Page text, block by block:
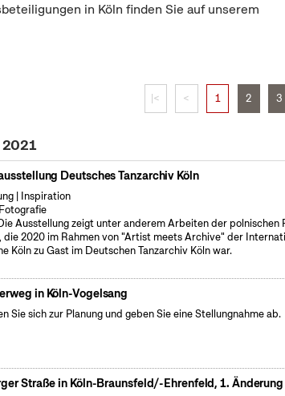
in Köln finden Sie auf unserem
|< < 1 2 3
Deutsches Tanzarchiv Köln
| Inspiration
Ausstellung zeigt unter anderem Arbeiten der polnischen
die 2020 im Rahmen von "Artist meets Archive" der
Köln zu Gast im Deutschen Tanzarchiv Köln war.
in Köln-Vogelsang
Sie sich zur Planung und geben Sie eine Stellungnahme ab.
Straße in Köln-Braunsfeld/-Ehrenfeld, 1. Änderung